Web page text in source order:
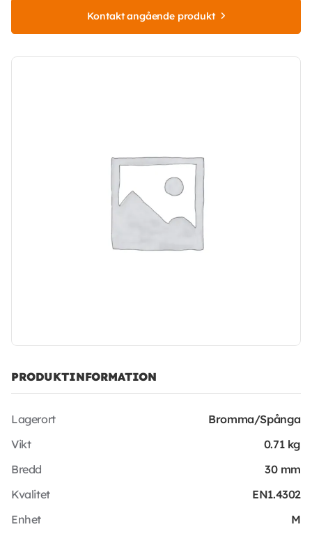
Kontakt angående produkt
PRODUKTINFORMATION
Lagerort
Bromma/Spånga
Vikt
0.71 kg
Bredd
30 mm
Kvalitet
EN1.4302
Enhet
M